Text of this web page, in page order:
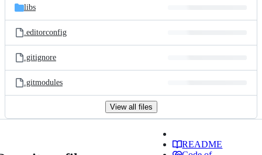
libs
.editorconfig
.gitignore
.gitmodules
View all files
README